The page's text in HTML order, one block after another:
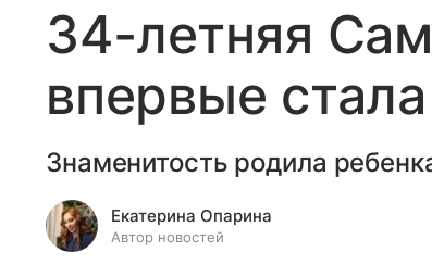
34-летняя
впервые
Знаменитость родила
Екатерина Опарина
Автор новостей